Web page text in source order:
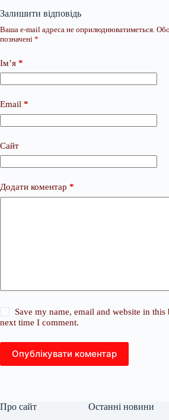
Залишити відповідь
Ваша e-mail адреса не оприлюднюватиметься.
позначені *
Ім’я *
Email *
Сайт
Додати коментар *
Save my name, email and website in this
next time I comment.
Опублікувати коментар
Про сайт Останні новини